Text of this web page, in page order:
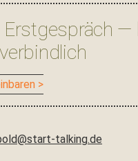
—
>
talking.de